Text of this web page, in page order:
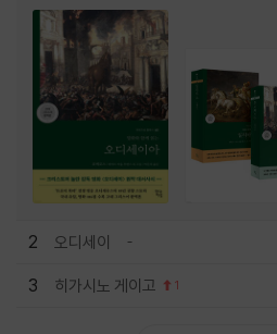
2 오디세이
3 히가시노 게이고 1